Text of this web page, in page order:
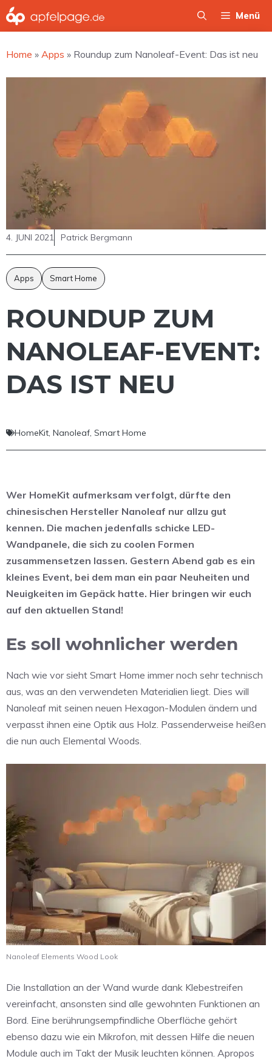
Zum
Inhalt
Menü
Home » Apps » Roundup zum Nanoleaf-Event: Das ist neu
4. JUNI 2021 Patrick Bergmann
Apps Smart Home
ROUNDUP ZUM
NANOLEAF-EVENT:
DAS IST NEU
HomeKit, Nanoleaf, Smart Home
Wer HomeKit aufmerksam verfolgt, dürfte den
chinesischen Hersteller Nanoleaf nur allzu gut
kennen. Die machen jedenfalls schicke LED-
Wandpanele, die sich zu coolen Formen
zusammensetzen lassen. Gestern Abend gab es ein
kleines Event, bei dem man ein paar Neuheiten und
Neuigkeiten im Gepäck hatte. Hier bringen wir euch
auf den aktuellen Stand!
Es soll wohnlicher werden
Nach wie vor sieht Smart Home immer noch sehr technisch
aus, was an den verwendeten Materialien liegt. Dies will
Nanoleaf mit seinen neuen Hexagon-Modulen ändern und
verpasst ihnen eine Optik aus Holz. Passenderweise heißen
die nun auch Elemental Woods.
Nanoleaf Elements Wood Look
Die Installation an der Wand wurde dank Klebestreifen
vereinfacht, ansonsten sind alle gewohnten Funktionen an
Bord. Eine berührungsempfindliche Oberfläche gehört
ebenso dazu wie ein Mikrofon, mit dessen Hilfe die neuen
Module auch im Takt der Musik leuchten können. Apropos